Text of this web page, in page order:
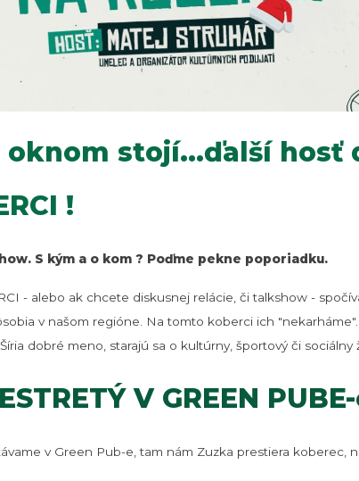
oknom stojí...ďalší hosť
!
S kým a o kom ? Poďme pekne poporiadku.
- alebo ak chcete diskusnej relácie, či talkshow -
v našom regióne. Na tomto koberci ich
dobré meno, starajú sa o kultúrny, športový či sociálny
V GREEN
v Green Pub-e, tam nám Zuzka prestiera koberec,